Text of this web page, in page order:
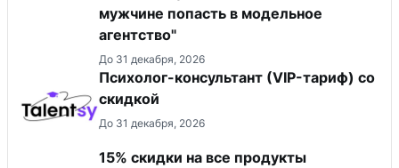
мужчине попасть в модельное
агентство"
До 31 декабря, 2026
Психолог-консультант (VIP-тариф) со
скидкой
До 31 декабря, 2026
15% скидки на все продукты